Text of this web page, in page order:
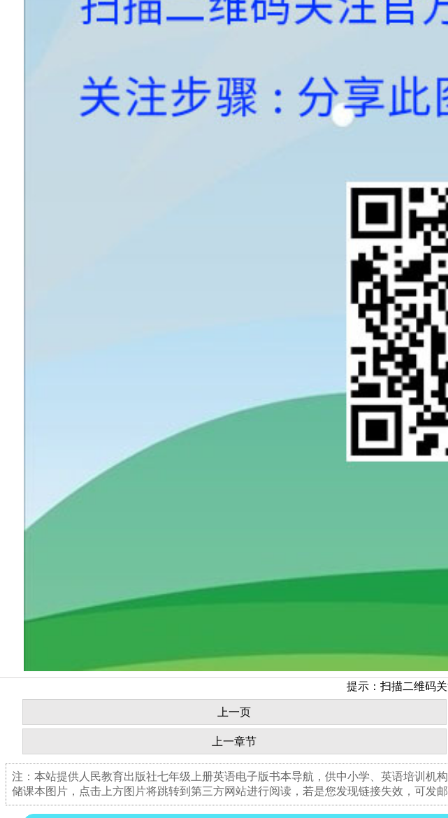
提示：扫描二维码
上一页
上一章节
注：本站提供人民教育出版社七年级上册英语电子版书本导航，供中小学、英语培训
储课本图片，点击上方图片将跳转到第三方网站进行阅读，若是您发现链接失效，可发邮